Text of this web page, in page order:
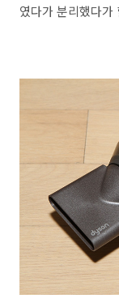
였다가 분리했다가